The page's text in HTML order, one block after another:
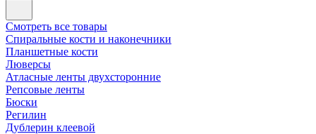
Смотреть все товары
Спиральные кости и наконечники
Планшетные кости
Люверсы
Атласные ленты двухсторонние
Репсовые ленты
Бюски
Регилин
Дублерин клеевой